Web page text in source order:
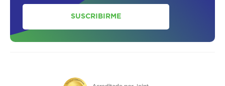
SUSCRIBIRME